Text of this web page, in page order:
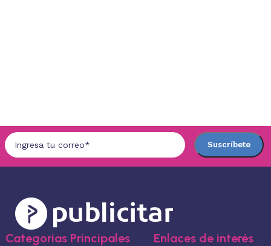
Categorias Principales Enlaces de interés